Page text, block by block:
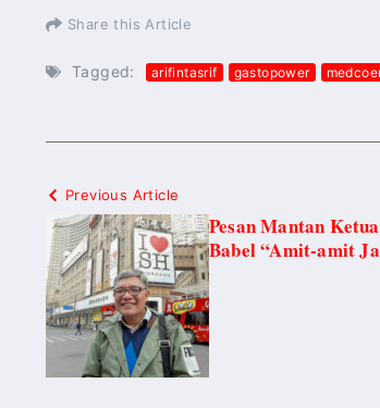
Share this Article
Tagged: arifintasrif gastopower
Previous Article
Pesan Mantan
Babel “Amit-amit